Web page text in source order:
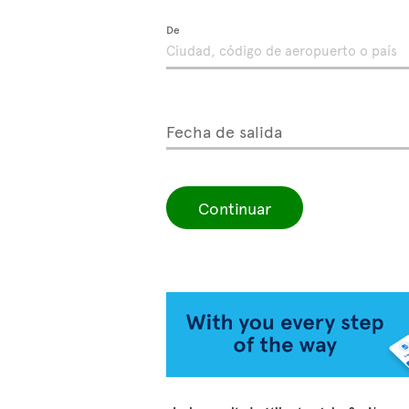
De
Fecha de salida
Continuar